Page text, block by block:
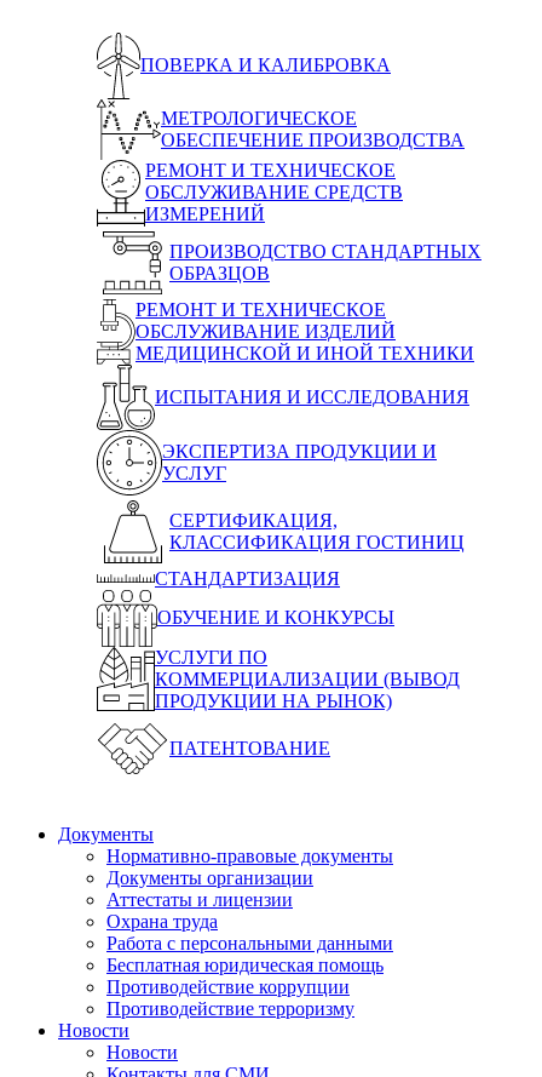
ПОВЕРКА И КАЛИБРОВКА
МЕТРОЛОГИЧЕСКОЕ
ОБЕСПЕЧЕНИЕ ПРОИЗВОДСТВА
РЕМОНТ И ТЕХНИЧЕСКОЕ
ОБСЛУЖИВАНИЕ СРЕДСТВ
ИЗМЕРЕНИЙ
ПРОИЗВОДСТВО СТАНДАРТНЫХ
ОБРАЗЦОВ
РЕМОНТ И ТЕХНИЧЕСКОЕ
ОБСЛУЖИВАНИЕ ИЗДЕЛИЙ
МЕДИЦИНСКОЙ И ИНОЙ ТЕХНИКИ
ИСПЫТАНИЯ И ИССЛЕДОВАНИЯ
ЭКСПЕРТИЗА ПРОДУКЦИИ И
УСЛУГ
СЕРТИФИКАЦИЯ,
КЛАССИФИКАЦИЯ ГОСТИНИЦ
СТАНДАРТИЗАЦИЯ
ОБУЧЕНИЕ И КОНКУРСЫ
УСЛУГИ ПО
КОММЕРЦИАЛИЗАЦИИ (ВЫВОД
ПРОДУКЦИИ НА РЫНОК)
ПАТЕНТОВАНИЕ
Документы
Нормативно-правовые документы
Документы организации
Аттестаты и лицензии
Охрана труда
Работа с персональными данными
Бесплатная юридическая помощь
Противодействие коррупции
Противодействие терроризму
Новости
Новости